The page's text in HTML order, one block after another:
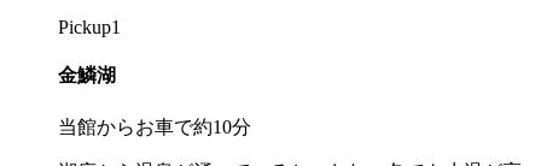
Pickup1
金鱗湖
当館からお車で約10分